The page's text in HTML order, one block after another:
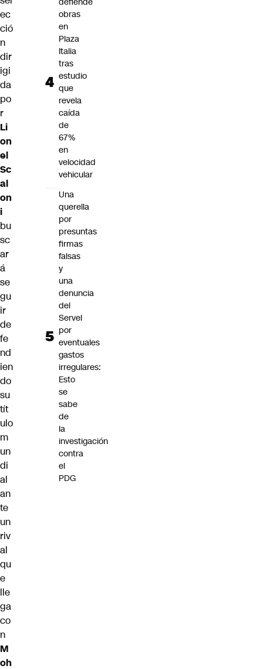
ec
ció
n
dir
igi
da
po
r
Li
on
el
Sc
al
on
i
bu
sc
ar
á
se
gu
ir
de
fe
nd
ien
do
su
tít
ulo
m
un
di
al
an
te
un
riv
al
qu
e
lle
ga
co
n
M
oh
obras
en
Plaza
Italia
tras
estudio
que
revela
caída
de
67%
en
velocidad
vehicular
Una
querella
por
presuntas
firmas
falsas
y
una
denuncia
del
Servel
por
eventuales
gastos
irregulares:
Esto
se
sabe
de
la
investigación
contra
el
PDG